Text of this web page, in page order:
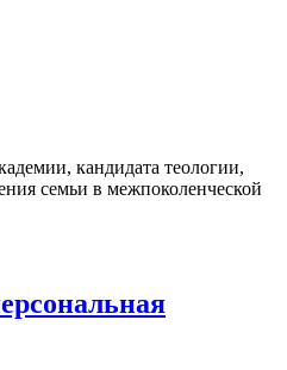
кандидата теологии,
семьи в межпоколенческой